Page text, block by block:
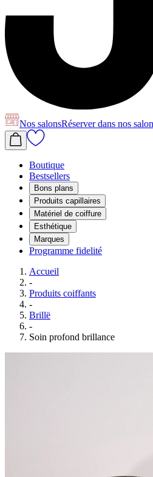
Nos salonsRéserverdans nos
Boutique
Bestsellers
Bons plans
Produits capillaires
Matériel de coiffure
Esthétique
Marques
Programme fidelité
Accueil
-
Produits coiffants
-
Brillë
-
Soin profond brillance